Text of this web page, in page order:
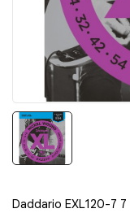
Daddario EXL120-7